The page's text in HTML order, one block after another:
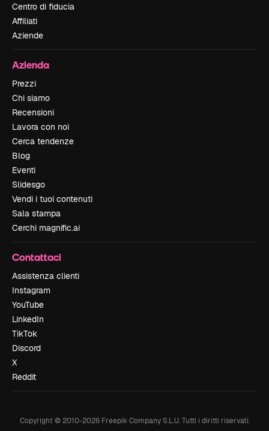
Centro di fiducia
Affiliati
Aziende
Azienda
Prezzi
Chi siamo
Recensioni
Lavora con noi
Cerca tendenze
Blog
Eventi
Slidesgo
Vendi i tuoi contenuti
Sala stampa
Cerchi magnific.ai
Contattaci
Assistenza clienti
Instagram
YouTube
LinkedIn
TikTok
Discord
X
Reddit
Copyright © 2010-2026Freepik Company S.L.U. Tutti i diritti riservati.